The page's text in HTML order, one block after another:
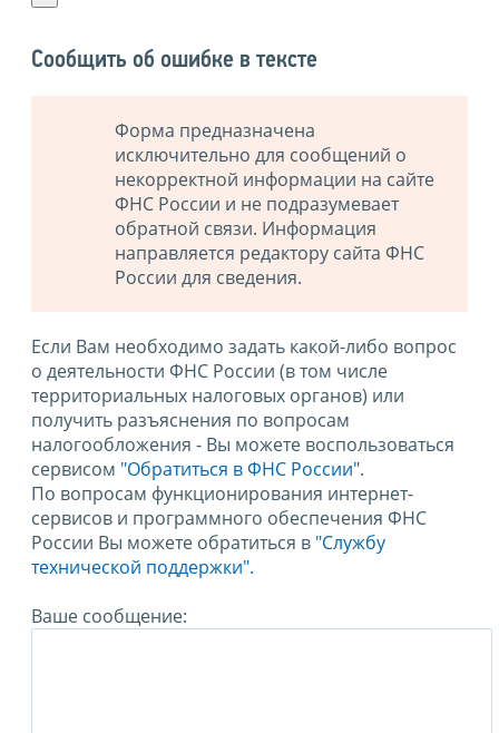
Сообщить об ошибке в тексте
Форма предназначена
исключительно для сообщений о
некорректной информации на сайте
ФНС России и не подразумевает
обратной связи. Информация
направляется редактору сайта ФНС
России для сведения.
Если Вам необходимо задать какой-либо вопрос
о деятельности ФНС России (в том числе
территориальных налоговых органов) или
получить разъяснения по вопросам
налогообложения - Вы можете воспользоваться
сервисом "Обратиться в ФНС России".
По вопросам функционирования интернет-
сервисов и программного обеспечения ФНС
России Вы можете обратиться в "Службу
технической поддержки".
Ваше сообщение: